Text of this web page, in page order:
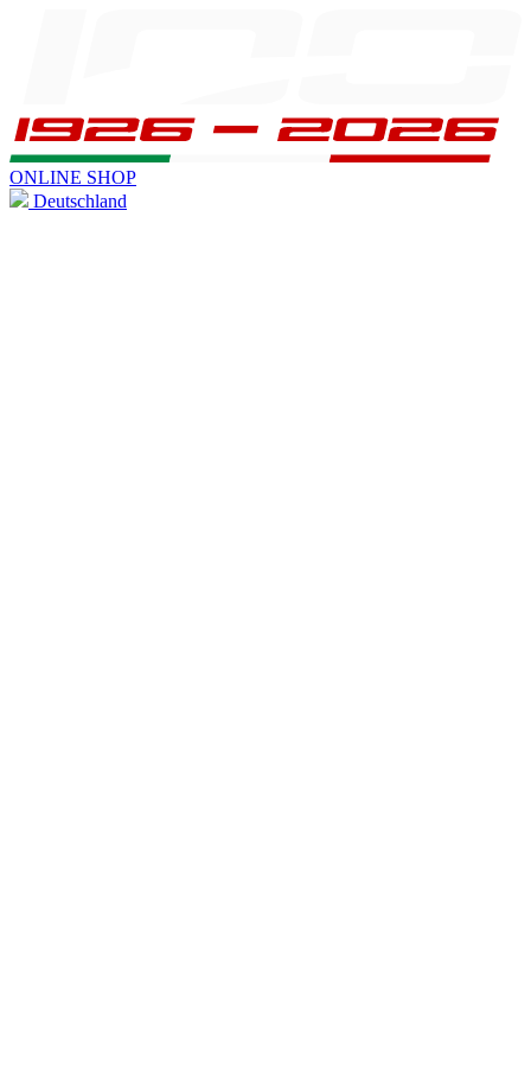
ONLINE SHOP
Deutschland